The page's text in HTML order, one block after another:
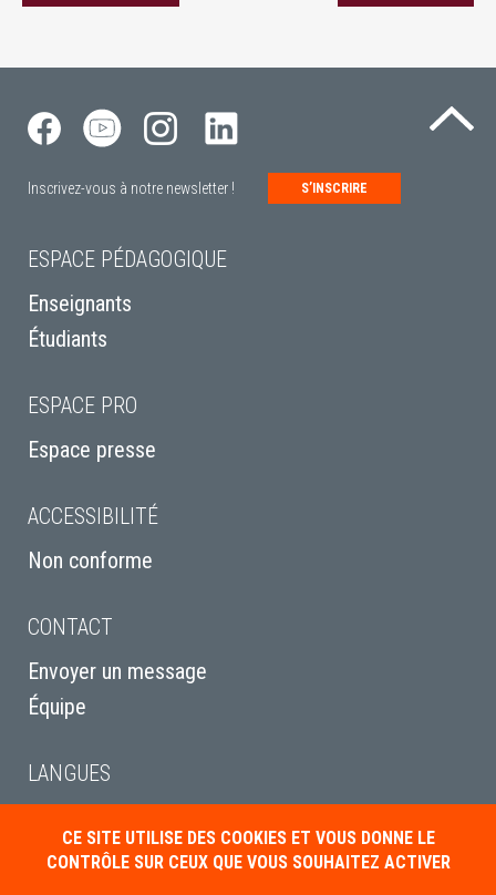
Inscrivez-vous à notre newsletter ! S’INSCRIRE
ESPACE PÉDAGOGIQUE
Enseignants
Étudiants
ESPACE PRO
Espace presse
ACCESSIBILITÉ
Non conforme
CONTACT
Envoyer un message
Équipe
LANGUES
Italiano
CE SITE UTILISE DES COOKIES ET VOUS DONNE LE
CONTRÔLE SUR CEUX QUE VOUS SOUHAITEZ ACTIVER